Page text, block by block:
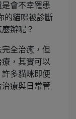
會不幸罹患
的貓咪被診斷
辦呢？
全治癒，但
，其實可以
多貓咪即便
療與日常管